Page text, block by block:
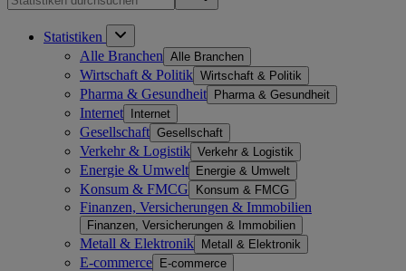
Statistiken
Alle Branchen Alle Branchen
Wirtschaft & Politik Wirtschaft & Politik
Pharma & Gesundheit Pharma & Gesundheit
Internet Internet
Gesellschaft Gesellschaft
Verkehr & Logistik Verkehr & Logistik
Energie & Umwelt Energie & Umwelt
Konsum & FMCG Konsum & FMCG
Finanzen, Versicherungen & Immobilien
Finanzen, Versicherungen & Immobilien
Metall & Elektronik Metall & Elektronik
E-commerce E-commerce